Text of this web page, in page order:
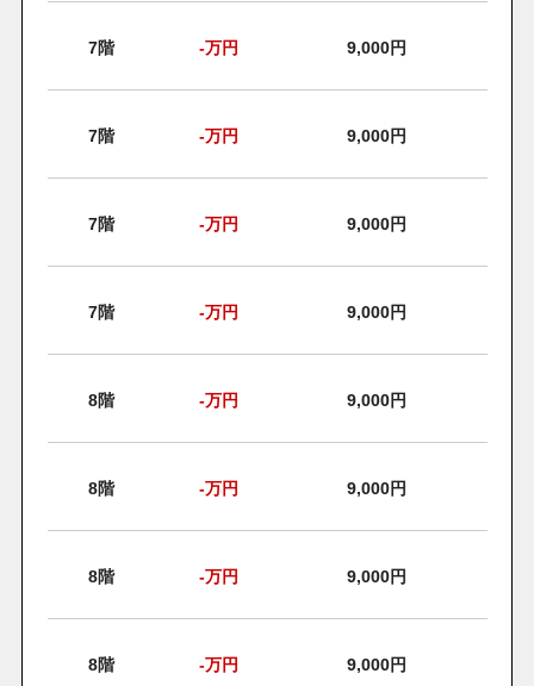
7階 -万円 9,000円
7階 -万円 9,000円
7階 -万円 9,000円
7階 -万円 9,000円
8階 -万円 9,000円
8階 -万円 9,000円
8階 -万円 9,000円
8階 -万円 9,000円